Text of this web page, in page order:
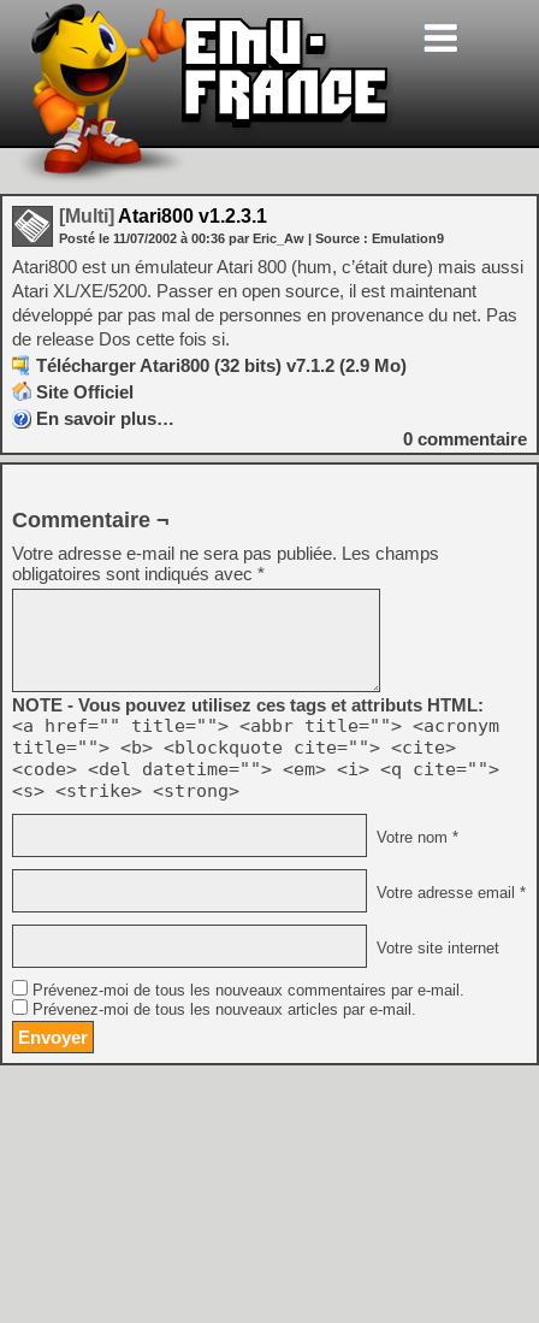
[Multi] Atari800 v1.2.3.1
Posté le 11/07/2002 à 00:36 par Eric_Aw | Source : Emulation9
Atari800 est un émulateur Atari 800 (hum, c’était dure) mais aussi
Atari XL/XE/5200. Passer en open source, il est maintenant
développé par pas mal de personnes en provenance du net. Pas
de release Dos cette fois si.
Télécharger Atari800 (32 bits) v7.1.2 (2.9 Mo)
Site Officiel
En savoir plus…
0 commentaire
Commentaire ¬
Votre adresse e-mail ne sera pas publiée. Les champs
obligatoires sont indiqués avec *
NOTE - Vous pouvez utilisez ces tags et attributs HTML:
<a href="" title=""> <abbr title=""> <acronym
title=""> <b> <blockquote cite=""> <cite>
<code> <del datetime=""> <em> <i> <q cite="">
<s> <strike> <strong>
Votre nom *
Votre adresse email *
Votre site internet
Prévenez-moi de tous les nouveaux commentaires par e-mail.
Prévenez-moi de tous les nouveaux articles par e-mail.